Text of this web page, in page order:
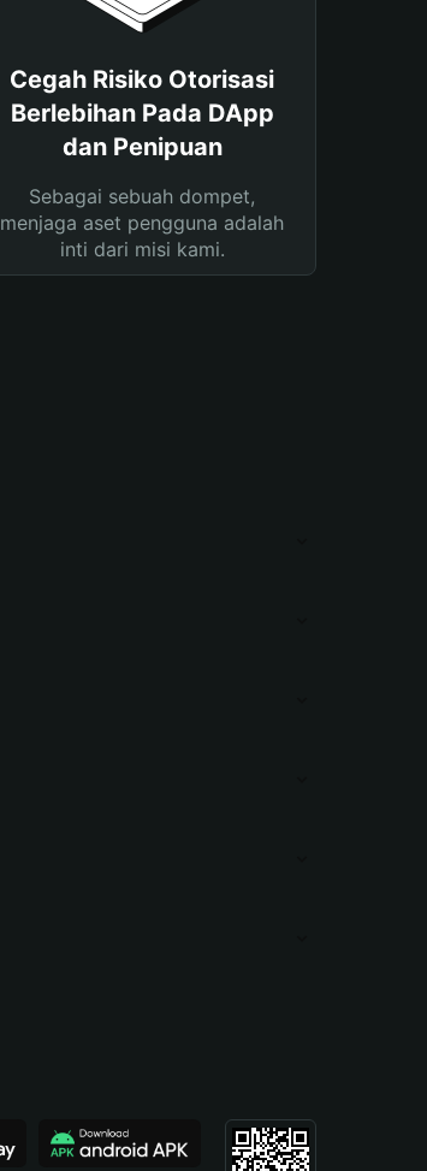
Cegah Risiko Otorisasi
Berlebihan Pada DApp
dan Penipuan
Sebagai sebuah dompet,
menjaga aset pengguna adalah
inti dari misi kami.